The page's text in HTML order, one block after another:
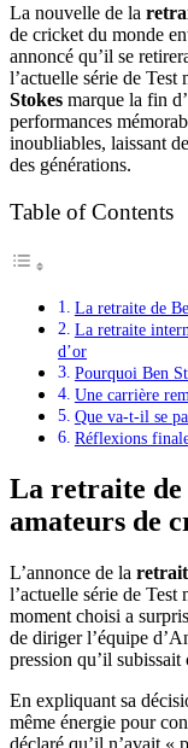
La nouvelle de la
de cricket du monde
annoncé qu’il se
l’actuelle série de Test
Stokes marque la fin
performances
inoubliables, laissant
des générations.
Table of Contents
La retraite de
La retraite
d’or
Pourquoi Ben
Une carrière
Que va-t-il se
Réflexions
La retraite de
amateurs de
L’annonce de la
l’actuelle série de
moment choisi a
de diriger l’équipe
pression qu’il subissait
En expliquant sa
même énergie pour
déclaré qu’il n’avait «